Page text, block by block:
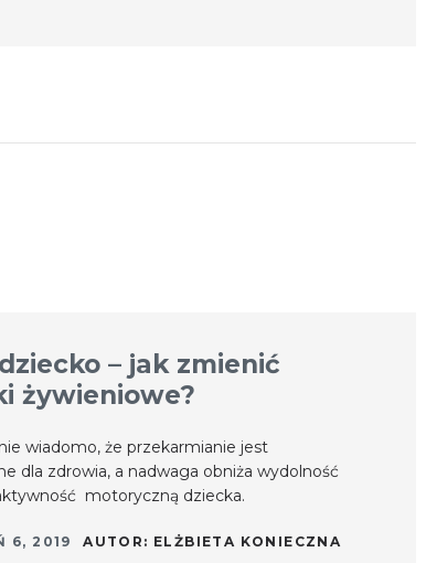
– jak zmienić
żywieniowe?
wiadomo, że przekarmianie jest
dla zdrowia, a nadwaga obniża wydolność
motoryczną dziecka.
6, 2019 AUTOR: ELŻBIETA KONIECZNA